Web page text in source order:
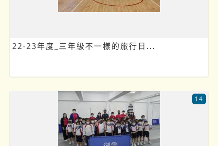
22-23年度_三年級不一樣的旅行日...
14